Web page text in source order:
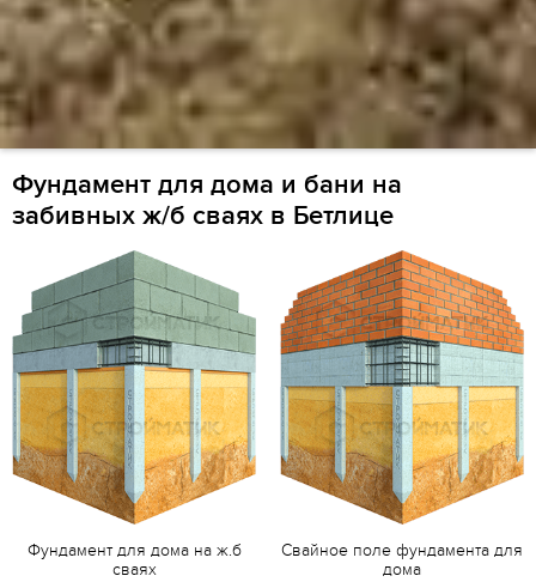
Фундамент для дома и бани на
забивных ж/б сваях в Бетлице
Фундамент для дома на ж.б
сваях
Свайное поле фундамента для
дома